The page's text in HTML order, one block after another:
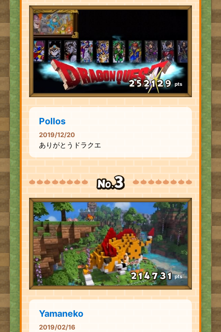
pts
Pollos
2019/12/20
ありがとうドラクエ
pts
Yamaneko
2019/02/16